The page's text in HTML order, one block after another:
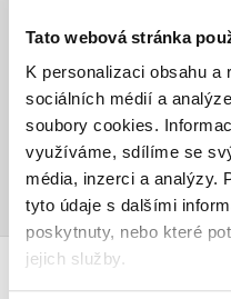
Tato webová stránka
K personalizaci obsahu
sociálních médií a
soubory cookies.
využíváme, sdílíme se
média, inzerci a analýzy.
tyto údaje s dalšími
poskytnuty, nebo které
jejich služby.
Vaše hodnocení
Uživatelskou recenzi mohou
Přihlásit